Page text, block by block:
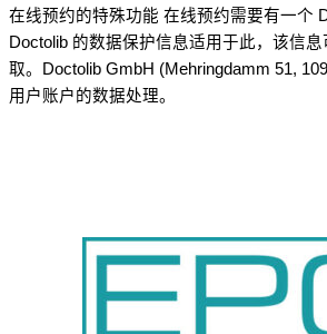
在线预约的特殊功能 在线预约需要有一个
Doctolib 的数据保护信息适用于此，该信
取。Doctolib GmbH (Mehringdamm 51,
用户账户的数据处理。